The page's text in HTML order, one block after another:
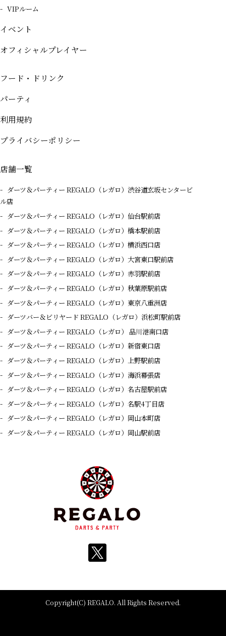
VIPルーム
イベント
オフィシャルプレイヤー
フード・ドリンク
パーティ
利用規約
プライバシーポリシー
店舗一覧
ダーツ＆パーティー REGALO（レガロ）渋谷道玄坂センタービ
ル店
ダーツ＆パーティー REGALO（レガロ）仙台駅前店
ダーツ＆パーティー REGALO（レガロ）橋本駅前店
ダーツ＆パーティー REGALO（レガロ）横浜西口店
ダーツ＆パーティー REGALO（レガロ）大宮東口駅前店
ダーツ＆パーティー REGALO（レガロ）赤羽駅前店
ダーツ＆パーティー REGALO（レガロ）秋葉原駅前店
ダーツ＆パーティー REGALO（レガロ）東京八重洲店
ダーツバー＆ビリヤード REGALO（レガロ）浜松町駅前店
ダーツ＆パーティー REGALO（レガロ） 品川港南口店
ダーツ＆パーティー REGALO（レガロ）新宿東口店
ダーツ＆パーティー REGALO（レガロ）上野駅前店
ダーツ＆パーティー REGALO（レガロ）海浜幕張店
ダーツ＆パーティー REGALO（レガロ）名古屋駅前店
ダーツ＆パーティー REGALO（レガロ）名駅4丁目店
ダーツ＆パーティー REGALO（レガロ）岡山本町店
ダーツ＆パーティー REGALO（レガロ）岡山駅前店
Copyright(C) REGALO. All Rights Reserved.